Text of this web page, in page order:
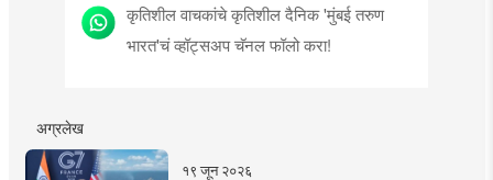
कृतिशील वाचकांचे कृतिशील दैनिक 'मुंबई तरुण
भारत'चं व्हॉट्सअप चॅनल फॉलो करा!
अग्रलेख
१९ जून २०२६